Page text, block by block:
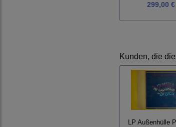
299,00 €
Kunden, die
LP Außenhülle